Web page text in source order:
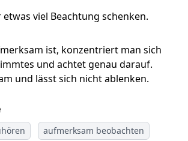
etwas viel Beachtung schenken.
ist, konzentriert man sich
und achtet genau darauf.
und lässt sich nicht ablenken.
aufmerksam beobachten